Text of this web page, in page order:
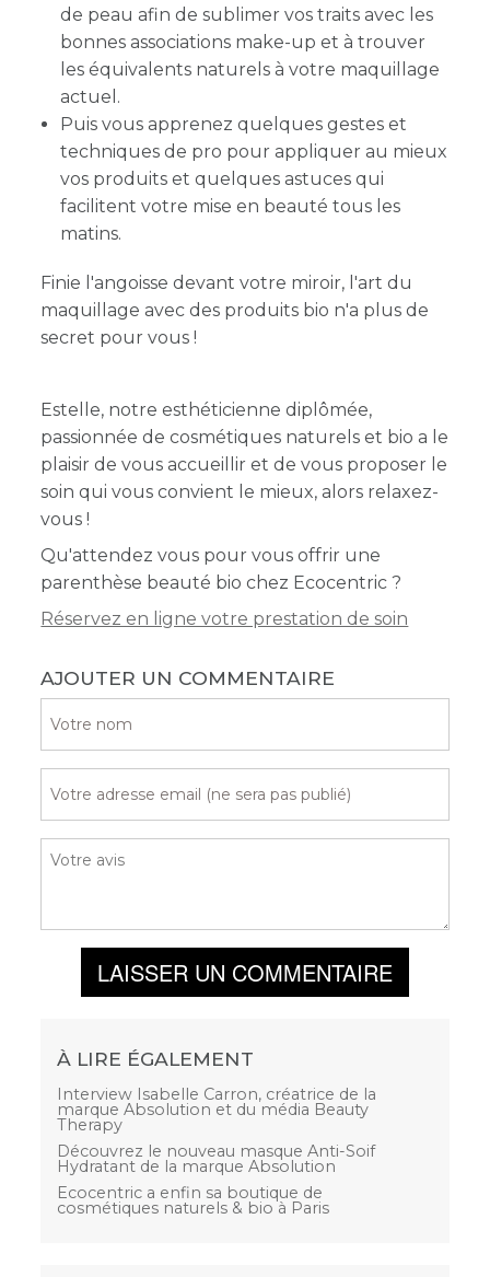
de peau afin de sublimer vos traits avec les
bonnes associations make-up et à trouver
les équivalents naturels à votre maquillage
actuel.
Puis vous apprenez quelques gestes et
techniques de pro pour appliquer au mieux
vos produits et quelques astuces qui
facilitent votre mise en beauté tous les
matins.
Finie l'angoisse devant votre miroir, l'art du
maquillage avec des produits bio n'a plus de
secret pour vous !
Estelle, notre esthéticienne diplômée,
passionnée de cosmétiques naturels et bio a le
plaisir de vous accueillir et de vous proposer le
soin qui vous convient le mieux, alors relaxez-
vous !
Qu'attendez vous pour vous offrir une
parenthèse beauté bio chez Ecocentric ?
Réservez en ligne votre prestation de soin
AJOUTER UN COMMENTAIRE
LAISSER UN COMMENTAIRE
À LIRE ÉGALEMENT
Interview Isabelle Carron, créatrice de la
marque Absolution et du média Beauty
Therapy
Découvrez le nouveau masque Anti-Soif
Hydratant de la marque Absolution
Ecocentric a enfin sa boutique de
cosmétiques naturels & bio à Paris